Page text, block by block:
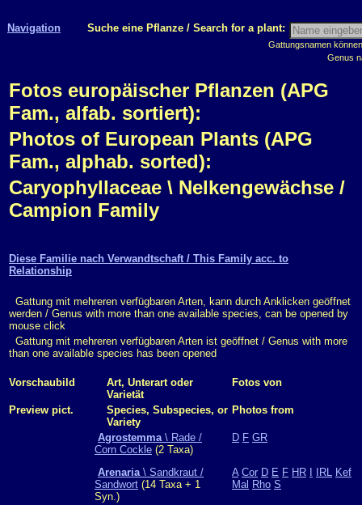
Navigation Suche eine Pflanze / Search for a plant:
Gattungsnamen
Genus
Fotos europäischer Pflanzen (APG
Fam., alfab. sortiert):
Photos of European Plants (APG
Fam., alphab. sorted):
Caryophyllaceae \ Nelkengewächse /
Campion Family
Diese Familie nach Verwandtschaft / This Family acc. to
Relationship
Gattung mit mehreren verfügbaren Arten, kann durch Anklicken geöffnet
werden / Genus with more than one available species, can be opened by
mouse click
Gattung mit mehreren verfügbaren Arten ist geöffnet / Genus with more
than one available species has been opened
Vorschaubild
Art, Unterart oder
Varietät
Fotos von
Preview pict.
Species, Subspecies, or
Variety
Photos from
Agrostemma\ Rade /
Corn Cockle (2 Taxa)
D F GR
Arenaria\ Sandkraut /
Sandwort (14 Taxa + 1
Syn.)
A Cor D E F HR IRL Kef
Mal Rho S